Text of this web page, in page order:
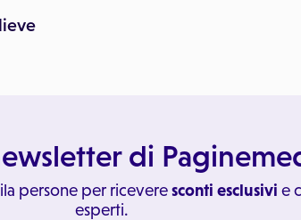
di
persone per riceveresconti esclusivi e
esperti.